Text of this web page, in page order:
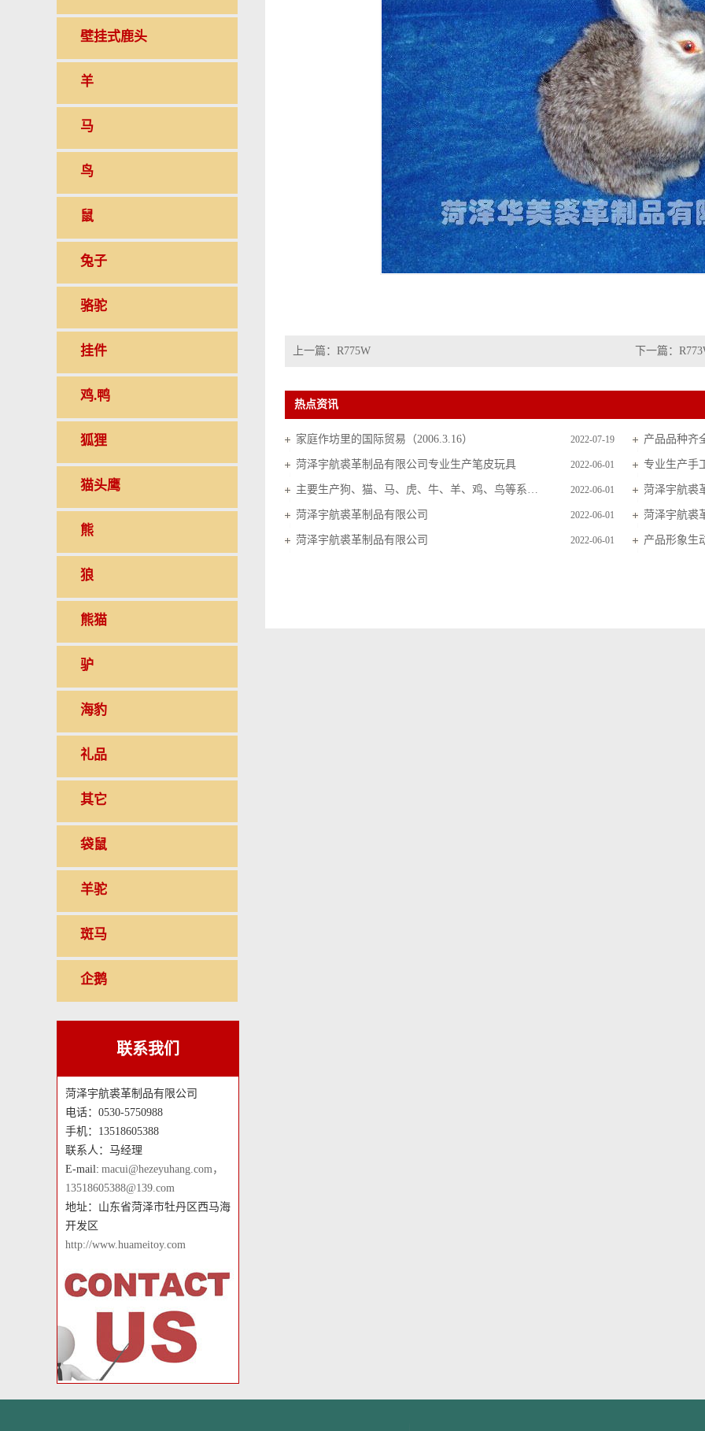
壁挂式鹿头
羊
马
鸟
鼠
兔子
骆驼
挂件
鸡.鸭
狐狸
猫头鹰
熊
狼
熊猫
驴
海豹
礼品
其它
袋鼠
羊驼
斑马
企鹅
联系我们
菏泽宇航裘革制品有限公司
电话：0530-5750988
手机：13518605388
联系人：马经理
E-mail: macui@hezeyuhang.com，
13518605388@139.com
地址：山东省菏泽市牡丹区西马海
开发区
http://www.huameitoy.com
上一篇： R775W 下一篇：
热点资讯
2022-07-19
家庭作坊里的国际贸易（2006.3.16） 产品品种齐
2022-06-01
菏泽宇航裘革制品有限公司专业生产笔皮玩具 专业生产手
2022-06-01
主要生产狗、猫、马、虎、牛、羊、鸡、鸟等系列毛皮玩具 菏泽宇航裘
2022-06-01
菏泽宇航裘革制品有限公司 菏泽宇航裘
2022-06-01
菏泽宇航裘革制品有限公司 产品形象生